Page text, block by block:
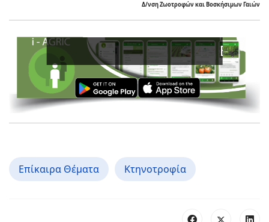
Δ/νση Ζωοτροφών και Βοσκήσιμων Γαιών
Επίκαιρα Θέματα Κτηνοτροφία